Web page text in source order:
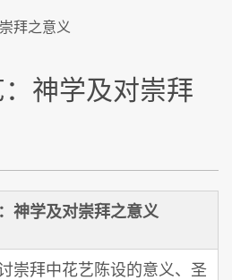
拜之意义
神学及对崇拜
神学及对崇拜之意义
崇拜中花艺陈设的意义、圣